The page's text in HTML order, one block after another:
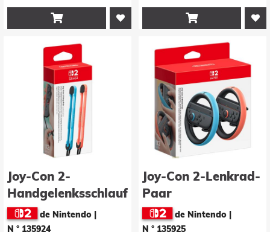
 
Joy-Con 2-
Handgelenksschlaufen-
Paar
(hellblau/hellrot)
de Nintendo
N ° 135924
Joy-Con 2-Lenkrad-
Paar
de Nintendo
N ° 135925